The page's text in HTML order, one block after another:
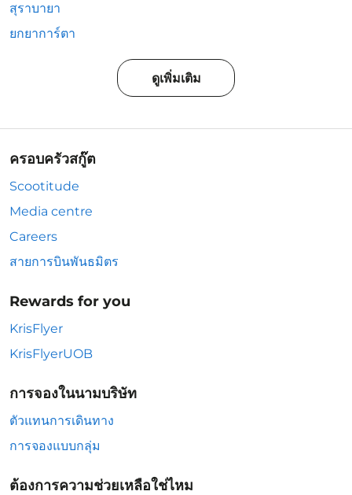
สุราบายา
ยกยาการ์ตา
ดูเพิ่มเติม
ครอบครัวสกู๊ต
Scootitude
Media centre
Careers
สายการบินพันธมิตร
Rewards for you
KrisFlyer
KrisFlyerUOB
การจองในนามบริษัท
ตัวแทนการเดินทาง
การจองแบบกลุ่ม
ต้องการความช่วยเหลือใช่ไหม